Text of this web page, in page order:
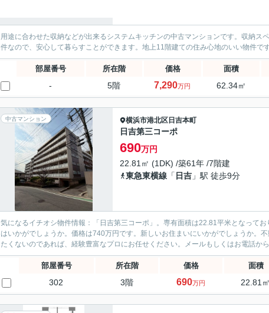
用途に合わせた収納などが出来るシステムキッチンの中古マンションです。収納
件なので、安心して暮らすことができます。地上11階建ての住み心地のいい物件で
部屋番号 所在階 価格 面積
- 5階 7,290万円 62.34㎡
中古マンション 横浜市港北区 日吉本町
日吉第三コーポ
690万円
22.81㎡ (1DK) /築61年 /7階建
東急東横線 「 日吉 」駅 徒歩9分
気になるイチオシ物件情報：「日吉第三コーポ」。専有面積は22.81平米となって
はいかがでしょうか。価格は740万円です。新しいお住まいにいかがでしょうか。
たくないのであれば、経験豊富なプロにお任せください。メールもしくはお電話か
部屋番号 所在階 価格 面積
302 3階 690万円 22.81㎡